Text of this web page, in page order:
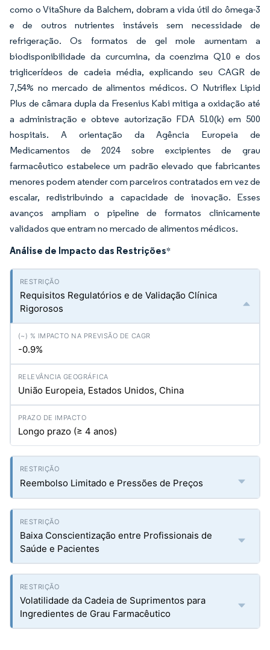
como o VitaShure da Balchem, dobram a vida útil do ômega-3
e de outros nutrientes instáveis sem necessidade de
refrigeração. Os formatos de gel mole aumentam a
biodisponibilidade da curcumina, da coenzima Q10 e dos
triglicerídeos de cadeia média, explicando seu CAGR de
7,54% no mercado de alimentos médicos. O Nutriflex Lipid
Plus de câmara dupla da Fresenius Kabi mitiga a oxidação até
a administração e obteve autorização FDA 510(k) em 500
hospitais. A orientação da Agência Europeia de
Medicamentos de 2024 sobre excipientes de grau
farmacêutico estabelece um padrão elevado que fabricantes
menores podem atender com parceiros contratados em vez de
escalar, redistribuindo a capacidade de inovação. Esses
avanços ampliam o pipeline de formatos clinicamente
validados que entram no mercado de alimentos médicos.
Análise de Impacto das Restrições*
Requisitos Regulatórios e de Validação Clínica
Rigorosos
-0.9%
União Europeia, Estados Unidos, China
Longo prazo (≥ 4 anos)
Reembolso Limitado e Pressões de Preços
Baixa Conscientização entre Profissionais de
Saúde e Pacientes
Volatilidade da Cadeia de Suprimentos para
Ingredientes de Grau Farmacêutico